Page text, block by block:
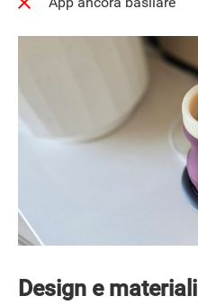
Design e materiali